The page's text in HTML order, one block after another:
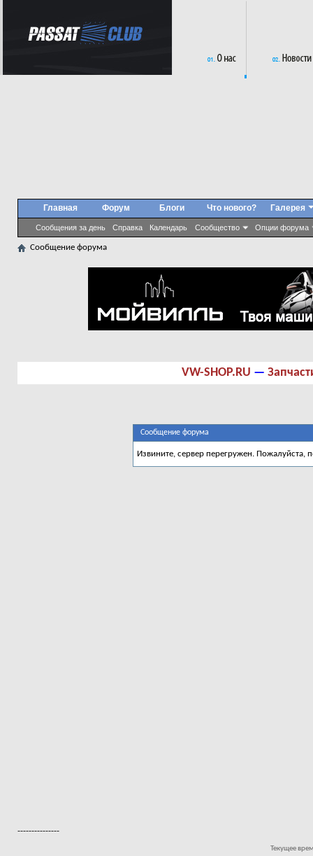
Главная Форум
Сообщения за день Справка Календарь Сообщество Опции форума
Блоги Что нового? Галерея
Сообщение форума
VW-SHOP.RU —
Сообщение форума
Извините, сервер перегружен. Пожалуйста,
---------------
Текущее